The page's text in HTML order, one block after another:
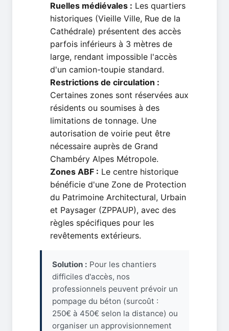
Ruelles médiévales : Les quartiers
historiques (Vieille Ville, Rue de la
Cathédrale) présentent des accès
parfois inférieurs à 3 mètres de
large, rendant impossible l'accès
d'un camion-toupie standard.
Restrictions de circulation :
Certaines zones sont réservées aux
résidents ou soumises à des
limitations de tonnage. Une
autorisation de voirie peut être
nécessaire auprès de Grand
Chambéry Alpes Métropole.
Zones ABF : Le centre historique
bénéficie d'une Zone de Protection
du Patrimoine Architectural, Urbain
et Paysager (ZPPAUP), avec des
règles spécifiques pour les
revêtements extérieurs.
Solution : Pour les chantiers
difficiles d'accès, nos
professionnels peuvent prévoir un
pompage du béton (surcoût :
250€ à 450€ selon la distance) ou
organiser un approvisionnement